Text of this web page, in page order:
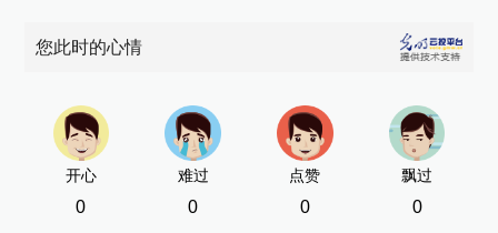
您此时的心情
开心
0
难过
0
点赞
0
飘过
0